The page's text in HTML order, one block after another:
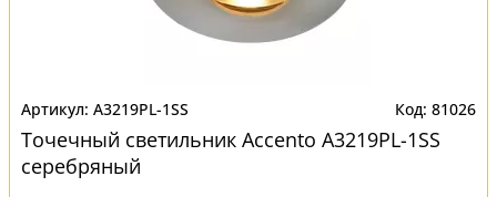
A3219PL-1SS 81026
Точечный светильник Accento A3219PL-1SS
серебряный